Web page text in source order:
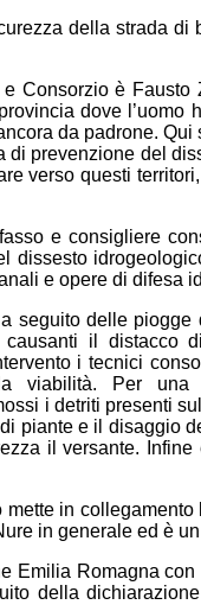
della strada di
Consorzio è Fausto
dove
da padrone.
di prevenzione del
verso questi
e consigliere
dissesto
e opere di difesa
seguito delle
il distacco
i tecnici
viabilità. Per
i detriti presenti
piante e il disaggio
il versante.
mette in
in generale ed è
Emilia Romagna
della